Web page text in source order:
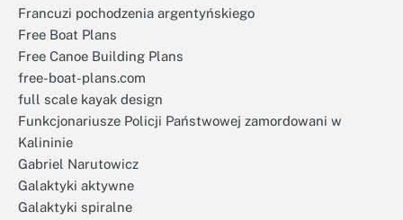
Francuzi pochodzenia argentyńskiego
Free Boat Plans
Free Canoe Building Plans
free-boat-plans.com
full scale kayak design
Funkcjonariusze Policji Państwowej zamordowani w
Kalininie
Gabriel Narutowicz
Galaktyki aktywne
Galaktyki spiralne